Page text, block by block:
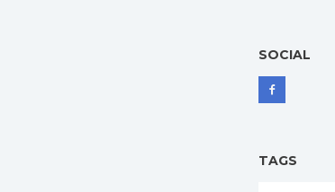
SOCIAL
TAGS